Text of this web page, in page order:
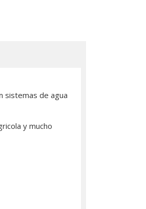
sistemas de agua
y mucho